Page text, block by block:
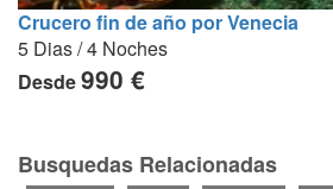
Crucero fin de año por Venecia
5 Dias / 4 Noches
Desde990 €
Busquedas Relacionadas